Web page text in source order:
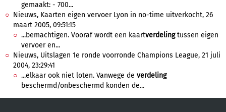
gemaakt: - 700...
Nieuws, Kaarten eigen vervoer Lyon in no-time uitverkocht, 26
maart 2005, 09:51:15
...bemachtigen. Vooraf wordt een kaartverdelingtussen eigen
vervoer en...
Nieuws, Uitslagen 1e ronde voorronde Champions League, 21 juli
2004, 23:29:41
...elkaar ook niet loten. Vanwege de verdeling
beschermd/onbeschermd konden de...